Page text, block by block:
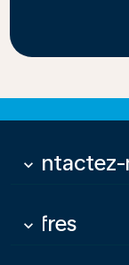
keyboard_arrow_down
Offres
keyboard_arrow_down